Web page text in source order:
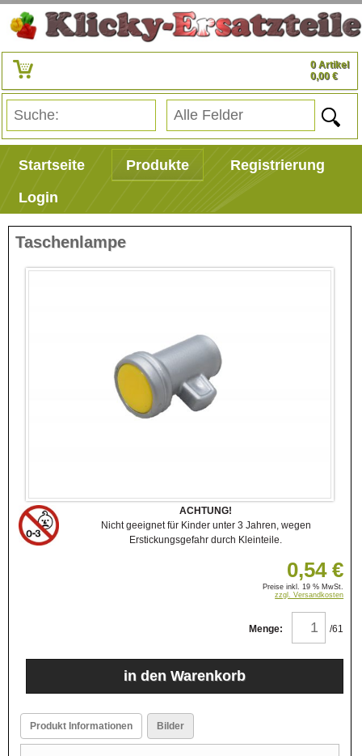
0 Artikel
0,00 €
Startseite Produkte
Registrierung
Login
Taschenlampe
ACHTUNG!
Nicht geeignet für Kinder unter 3 Jahren, wegen
Erstickungsgefahr durch Kleinteile.
0,54 €
Preise inkl. 19 % MwSt.
zzgl. Versandkosten
Menge: /61
Produkt Informationen Bilder